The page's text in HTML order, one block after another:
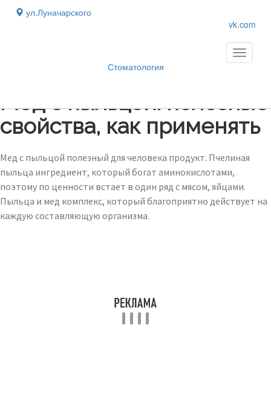
ул.Луначарского
vk.com
Стоматология
Toggle
Мед с пыльцой: полезные
свойства, как применять
Мед с пыльцой полезный для человека продукт. Пчелиная
пыльца ингредиент, который богат аминокислотами,
поэтому по ценности встает в один ряд с мясом, яйцами.
Пыльца и мед комплекс, который благоприятно действует на
каждую составляющую организма.